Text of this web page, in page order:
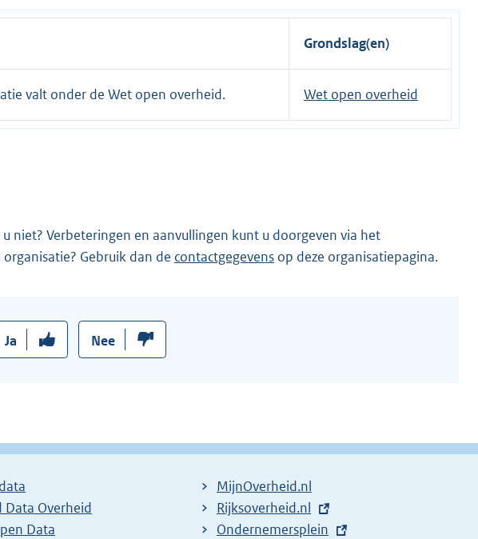
Grondslag(en)
valt onder de Wet open overheid. Wet open overheid
niet? Verbeteringen en aanvullingen kunt u doorgeven via het
Gebruik dan de contactgegevens op deze organisatiepagina.
Ja Nee
Data Overheid
Data
MijnOverheid.nl
E
x
Rijksoverheid.nl
E
Ondernemersplein